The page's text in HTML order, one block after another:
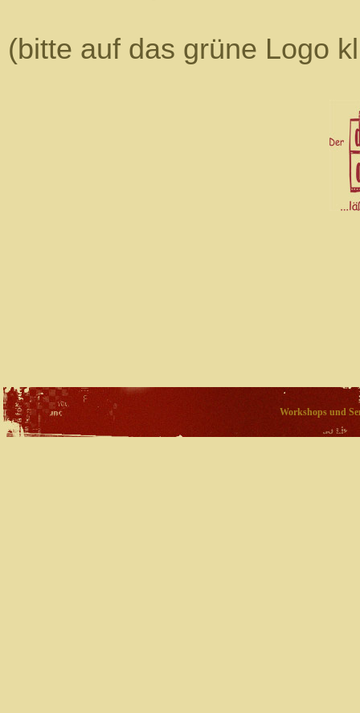
(bitte auf das grüne Logo
Workshops und